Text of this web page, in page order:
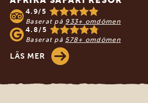
4.9/5
Baserat på 933+ omdömen
4.8/5
Baserat på 578+ omdömen
LÄS MER